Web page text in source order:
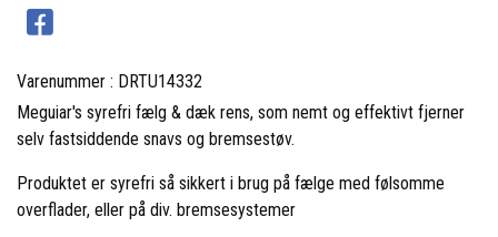
Varenummer : DRTU14332
Meguiar's syrefri fælg & dæk rens, som nemt og effektivt fjerner
selv fastsiddende snavs og bremsestøv.
Produktet er syrefri så sikkert i brug på fælge med følsomme
overflader, eller på div. bremsesystemer